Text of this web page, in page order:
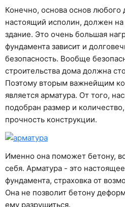
Конечно, основа основ
настоящий исполин, должен
здание. Это очень большая
фундамента зависит и
безопасность. Вообще
строительства дома должна
Поэтому вторым важнейщим
является арматура. От того,
подобран размер и
прочность конструкции.
Именно она поможет бетону,
себя. Арматура - это
фундамента, страховка от
Она не позволит бетону
ему разрушиться.